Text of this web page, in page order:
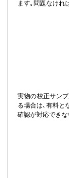
ます｡問題なけれ
実物の校正サン
る場合は､有料と
確認が対応でき